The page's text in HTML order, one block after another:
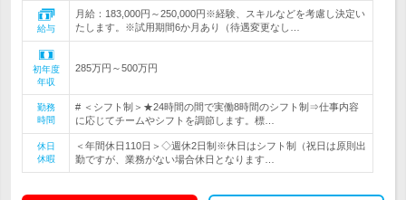
給与
月給：183,000円～250,000円※経験、スキルなどを考慮し決定い
たします。※試用期間6か月あり（待遇変更なし…
初年度
年収
285万円～500万円
勤務
時間
# ＜シフト制＞★24時間の間で実働8時間のシフト制⇒仕事内容
に応じてチームやシフトを調節します。標…
休日
休暇
＜年間休日110日＞◇週休2日制※休日はシフト制（祝日は原則出
勤ですが、業務がない場合休日となります…